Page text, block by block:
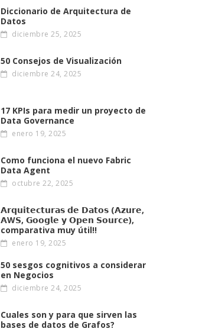
Diccionario de Arquitectura de
Datos
diciembre 25, 2025
50 Consejos de Visualización
diciembre 24, 2025
17 KPIs para medir un proyecto de
Data Governance
enero 19, 2025
Como funciona el nuevo Fabric
Data Agent
octubre 22, 2025
𝗔𝗿𝗾𝘂𝗶𝘁𝗲𝗰𝘁𝘂𝗿𝗮𝘀 𝗱𝗲 𝗗𝗮𝘁𝗼𝘀 (𝗔𝘇𝘂𝗿𝗲,
𝗔W𝗦, 𝗚𝗼𝗼𝗴𝗹𝗲 𝘆 𝗢𝗽𝗲𝗻 𝗦𝗼𝘂𝗿𝗰𝗲),
comparativa muy útil!!
enero 19, 2025
50 sesgos cognitivos a considerar
en Negocios
diciembre 24, 2025
Cuales son y para que sirven las
bases de datos de Grafos?